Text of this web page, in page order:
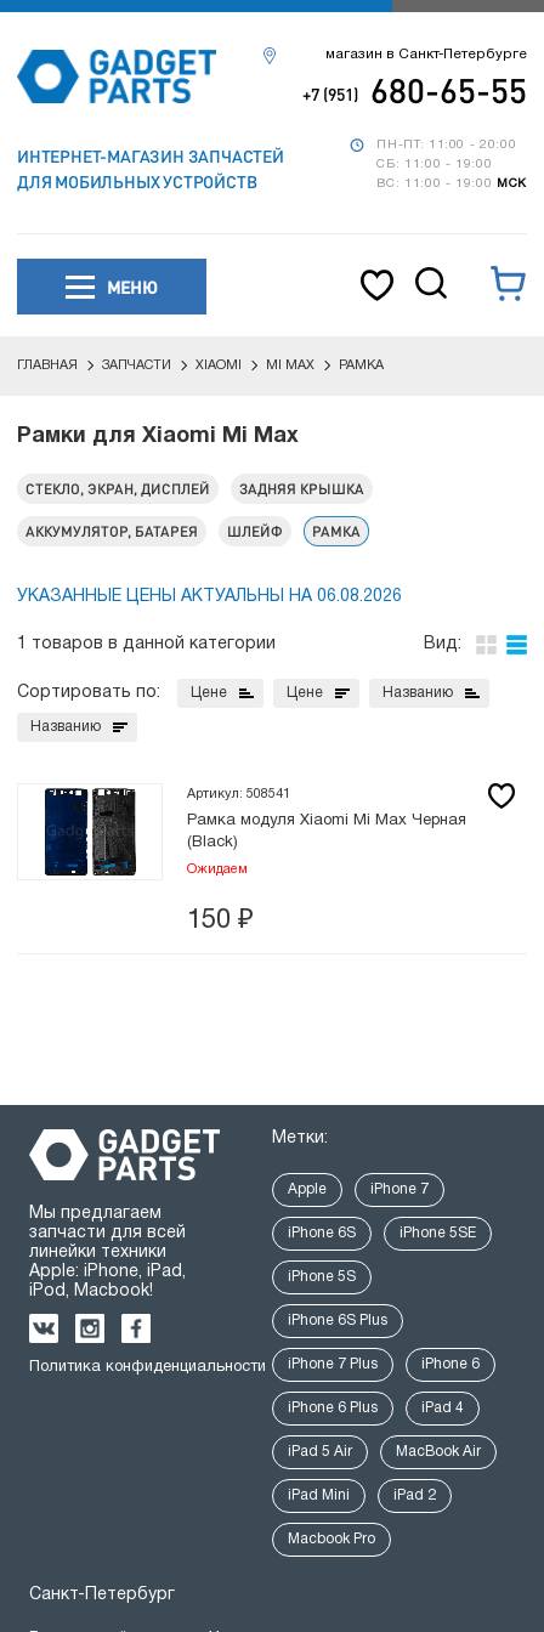
ИНТЕРНЕТ-МАГАЗИН ЗАПЧАСТЕЙ
ДЛЯ МОБИЛЬНЫХ УСТРОЙСТВ
ПН-ПТ: 11:00 - 20:00
СБ: 11:00 - 19:00
ВС: 11:00 - 19:00
МСК
магазин в Санкт-Петербурге
+7 (951) 680-65-55
МЕНЮ
ГЛАВНАЯ ЗАПЧАСТИ XIAOMI MI MAX РАМКА
Рамки для Xiaomi Mi Max
СТЕКЛО, ЭКРАН, ДИСПЛЕЙ ЗАДНЯЯ КРЫШКА
АККУМУЛЯТОР, БАТАРЕЯ ШЛЕЙФ РАМКА
УКАЗАННЫЕ ЦЕНЫ АКТУАЛЬНЫ НА 06.08.2026
1 товаров в данной категории Вид:
Сортировать по: Цене Цене Названию
Названию
Артикул: 508541
Рамка модуля Xiaomi Mi Max Черная
(Black)
Ожидаем
150 ₽
Мы предлагаем
запчасти для всей
линейки техники
Apple: iPhone, iPad,
iPod, Macbook!
Политика конфиденциальности
Метки:
Apple iPhone 7
iPhone 6S iPhone 5SE
iPhone 5S
iPhone 6S Plus
iPhone 7 Plus iPhone 6
iPhone 6 Plus iPad 4
iPad 5 Air MacBook Air
iPad Mini iPad 2
Macbook Pro
Санкт-Петербург